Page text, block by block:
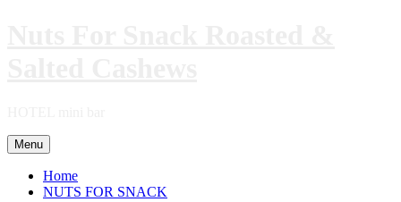
Menu
Home
NUTS FOR SNACK